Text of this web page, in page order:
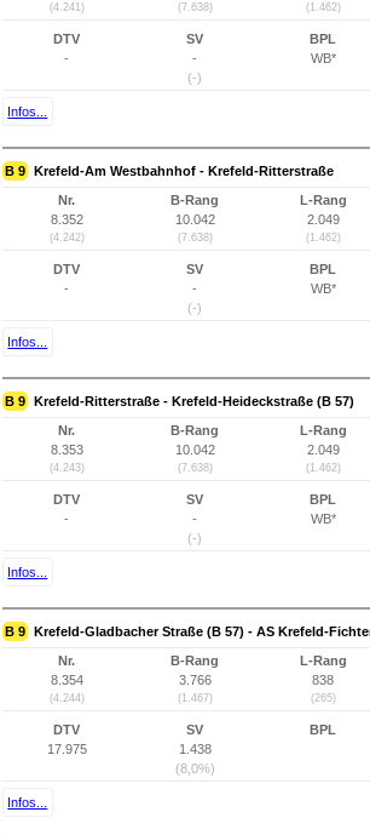
(4.241) (7.638) (1.462)
DTV
-
SV
-
(-)
BPL
WB*
Infos...
B 9 Krefeld-Am Westbahnhof - Krefeld-Ritterstraße
Nr.
8.352
(4.242)
B-Rang
10.042
(7.638)
L-Rang
2.049
(1.462)
DTV
-
SV
-
(-)
BPL
WB*
Infos...
B 9 Krefeld-Ritterstraße - Krefeld-Heideckstraße (B 57)
Nr.
8.353
(4.243)
B-Rang
10.042
(7.638)
L-Rang
2.049
(1.462)
DTV
-
SV
-
(-)
BPL
WB*
Infos...
B 9 Krefeld-Gladbacher Straße (B 57) - AS Krefeld-
Nr.
8.354
(4.244)
B-Rang
3.766
(1.467)
L-Rang
838
(265)
DTV
17.975
SV
1.438
(8,0%)
BPL
Infos...